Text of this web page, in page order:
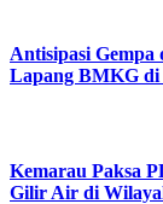
Antisipasi Gempa
Lapang BMKG
Kemarau Paksa
Gilir Air di